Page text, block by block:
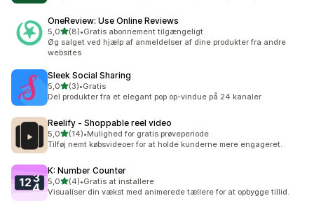
OneReview: Use Online Reviews
5,0ud af 5 stjerner
(8)
8 anmeldelser i alt
•Gratis abonnement tilgængeligt
Øg salget ved hjælp af anmeldelser af dine produkter fra andre
websites
Sleek Social Sharing
5,0ud af 5 stjerner
(3)
3 anmeldelser i alt
•Gratis
Del produkter fra et elegant pop op-vindue på 24 kanaler
Reelify ‑ Shoppable reel video
5,0ud af 5 stjerner
(14)
14 anmeldelser i alt
•Mulighed for gratis prøveperiode
Tilføj nemt købsvideoer for at holde kunderne mere engageret.
K: Number Counter
5,0ud af 5 stjerner
(4)
4 anmeldelser i alt
•Gratis at installere
Visualiser din vækst med animerede tællere for at opbygge tillid.